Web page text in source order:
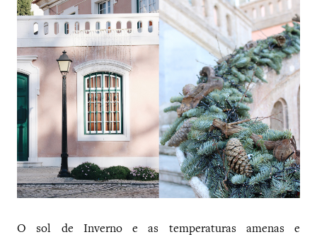
O sol de Inverno e as temperaturas amenas e